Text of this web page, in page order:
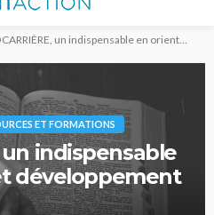
un indispensable en orientation et développement de carrière
ET FORMATIONS
un indispensable
développement